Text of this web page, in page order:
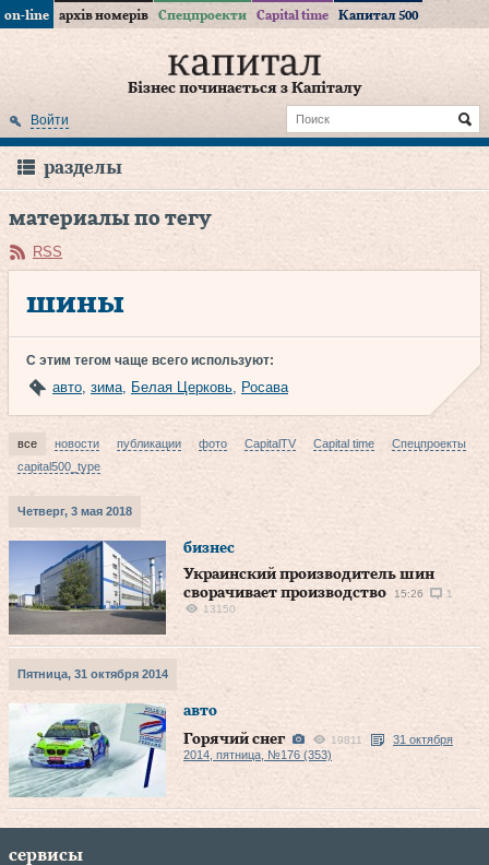
on-line архів номерів Спецпроекти Capital time Капитал 500
Бізнес починається з Капіталу
Войти
разделы
материалы по тегу
RSS
шины
С этим тегом чаще всего используют:
авто, зима, Белая Церковь, Росава
все новости публикации фото CapitalTV Capital time
Спецпроекты
capital500_type
Четверг, 3 мая 2018
бизнес
Украинский производитель шин
сворачивает производство
15:26
1
13150
Пятница, 31 октября 2014
авто
Горячий снег
19811
31 октября
2014, пятница, №176 (353)
сервисы